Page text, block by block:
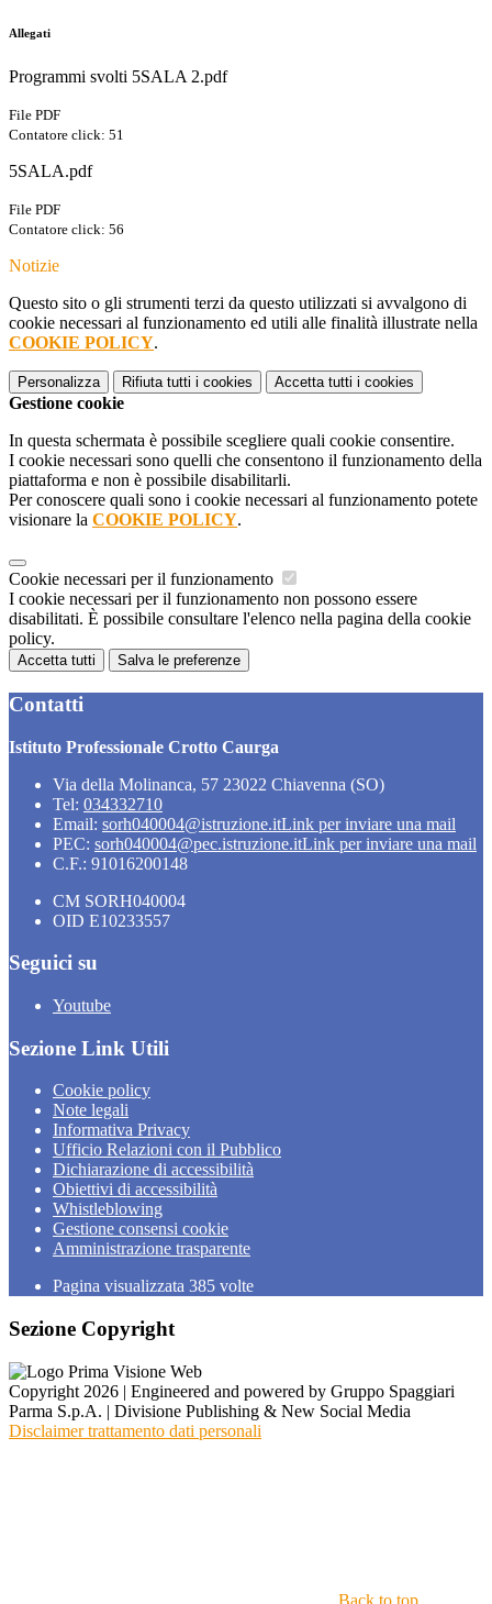
Allegati
Programmi svolti 5SALA 2.pdf
File PDF
Contatore click: 51
5SALA.pdf
File PDF
Contatore click: 56
Notizie
Questo sito o gli strumenti terzi da questo utilizzati si avvalgono di
cookie necessari al funzionamento ed utili alle finalità illustrate nella
COOKIE POLICY.
Personalizza Rifiuta tutti i cookies Accetta tutti i cookies
Gestione cookie
In questa schermata è possibile scegliere quali cookie consentire.
I cookie necessari sono quelli che consentono il funzionamento della
piattaforma e non è possibile disabilitarli.
Per conoscere quali sono i cookie necessari al funzionamento potete
visionare la COOKIE POLICY.
Cookie necessari per il funzionamento
I cookie necessari per il funzionamento non possono essere
disabilitati. È possibile consultare l'elenco nella pagina della cookie
policy.
Accetta tutti Salva le preferenze
Contatti
Istituto Professionale Crotto Caurga
Via della Molinanca, 57 23022 Chiavenna (SO)
Tel: 034332710
Email: sorh040004@istruzione.itLink per inviare una mail
PEC: sorh040004@pec.istruzione.itLink per inviare una mail
C.F.: 91016200148
CM SORH040004
OID E10233557
Seguici su
Youtube
Sezione Link Utili
Cookie policy
Note legali
Informativa Privacy
Ufficio Relazioni con il Pubblico
Dichiarazione di accessibilità
Obiettivi di accessibilità
Whistleblowing
Gestione consensi cookie
Amministrazione trasparente
Pagina visualizzata 385 volte
Sezione Copyright
Copyright 2026 | Engineered and powered by Gruppo Spaggiari
Parma S.p.A. | Divisione Publishing & New Social Media
Disclaimer trattamento dati personali
Back to top